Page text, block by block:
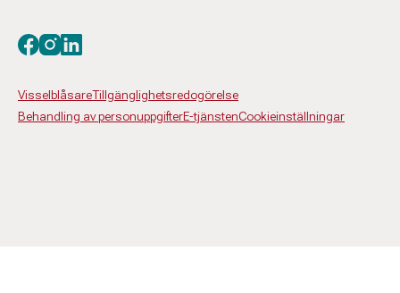
VisselblåsareTillgänglighetsredogörelse
Behandling av personuppgifterE-tjänstenCookieinställningar
Besök oss på facebook
Besök oss på instagram
Besök oss på linkedin